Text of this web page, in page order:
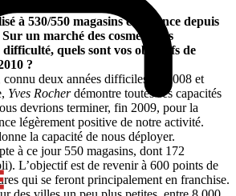
à 530/550 magasins en France depuis
un marché des cosmétiques
quels sont vos objectifs de
?
connu deux années difficiles en 2008 et
Yves Rocherdémontre toutes ses capacités
devrions terminer, fin 2009, pour la
légèrement positive de notre activité.
la capacité de nous déployer.
à ce jour 550 magasins, dont 172
L’objectif est de revenir à 600 points de
qui se feront principalement en franchise.